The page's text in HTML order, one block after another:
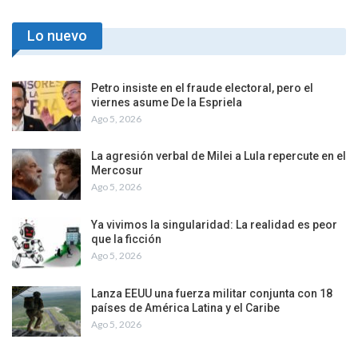
Lo nuevo
Petro insiste en el fraude electoral, pero el
viernes asume De la Espriela
Ago 5, 2026
La agresión verbal de Milei a Lula repercute en el
Mercosur
Ago 5, 2026
Ya vivimos la singularidad: La realidad es peor
que la ficción
Ago 5, 2026
Lanza EEUU una fuerza militar conjunta con 18
países de América Latina y el Caribe
Ago 5, 2026